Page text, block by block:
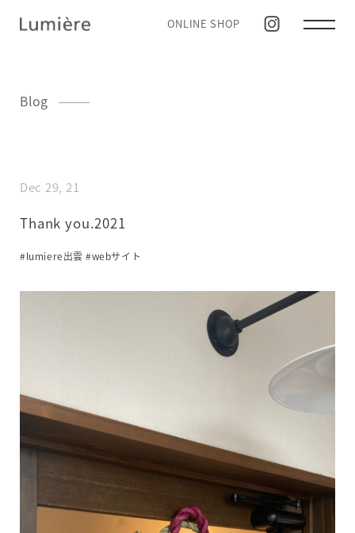
ONLINE SHOP
Blog
Dec 29, 21
Thank you.2021
#lumiere出雲 #webサイト